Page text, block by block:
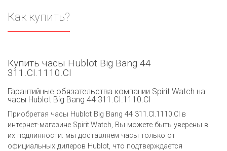
Как купить?
Купить часы Hublot Big Bang 44
311.CI.1110.CI
Гарантийные обязательства компании Spirit.Watch на
часы Hublot Big Bang 44 311.CI.1110.CI
Приобретая часы Hublot Big Bang 44 311.CI.1110.CI в
интернет-магазине Spirit.Watch, Вы можете быть уверены в
их подлинности: мы доставляем часы только от
официальных дилеров Hublot, что подтверждается